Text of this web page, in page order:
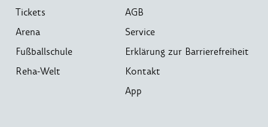
Tickets
Arena
Fußballschule
Reha-Welt
AGB
Service
Erklärung zur Barrierefreiheit
Kontakt
App